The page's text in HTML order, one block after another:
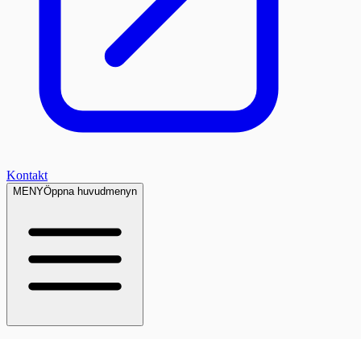
Kontakt
MENYÖppna huvudmenyn